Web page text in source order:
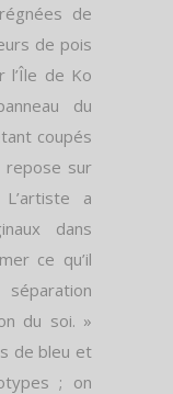
de
de pois
l’Île de Ko
du
coupés
repose sur
a
dans
ce qu’il
du soi. »
de bleu et
; on